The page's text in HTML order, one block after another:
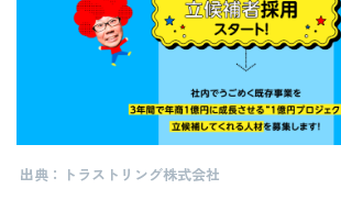
出典：トラストリング株式会社